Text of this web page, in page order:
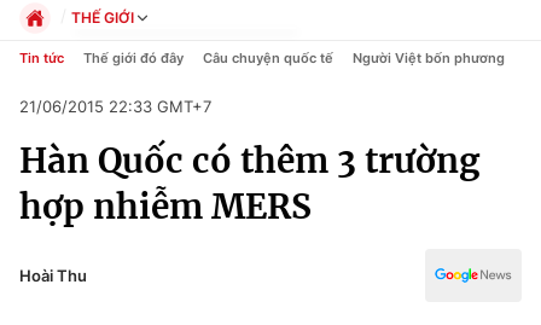
Chuyên mục
Chính trị
THẾ GIỚI
Chính trị
Pháp luật
Kinh tế
Thể thao
Truyền hình
Y tế
Tin tức Thế giới đó đây Câu chuyện quốc tế Người Việt bốn phương
21/06/2015 22:33 GMT+7
Hàn Quốc có thêm 3 trường
hợp nhiễm MERS
Hoài Thu